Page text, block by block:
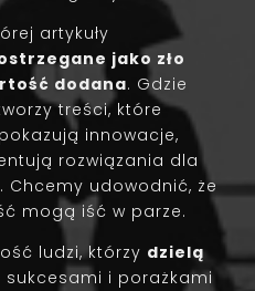
artykuły
jako zło
dodana. Gdzie
treści, które
innowacje,
rozwiązania dla
Chcemy udowodnić, że
mogą iść w parze.
ludzi, którzy dzielą
sukcesami i porażkami